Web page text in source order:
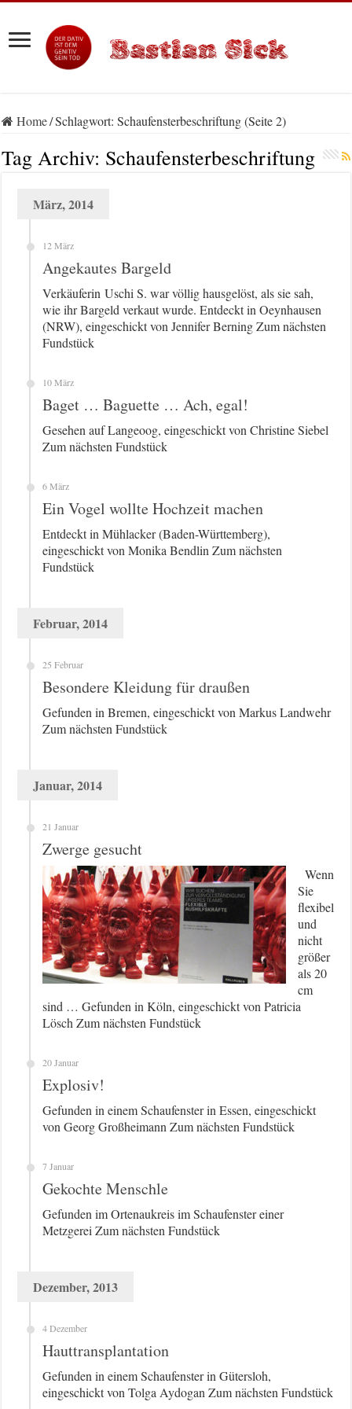
Home/Schlagwort:Schaufensterbeschriftung(Seite 2)
Tag Archiv: Schaufensterbeschriftung
März, 2014
12 März
Angekautes Bargeld
Verkäuferin Uschi S. war völlig hausgelöst, als sie sah,
wie ihr Bargeld verkaut wurde. Entdeckt in Oeynhausen
(NRW), eingeschickt von Jennifer Berning Zum nächsten
Fundstück
10 März
Baget … Baguette … Ach, egal!
Gesehen auf Langeoog, eingeschickt von Christine Siebel
Zum nächsten Fundstück
6 März
Ein Vogel wollte Hochzeit machen
Entdeckt in Mühlacker (Baden-Württemberg),
eingeschickt von Monika Bendlin Zum nächsten
Fundstück
Februar, 2014
25 Februar
Besondere Kleidung für draußen
Gefunden in Bremen, eingeschickt von Markus Landwehr
Zum nächsten Fundstück
Januar, 2014
21 Januar
Zwerge gesucht
Wenn
Sie
flexibel
und
nicht
größer
als 20
cm
sind … Gefunden in Köln, eingeschickt von Patricia
Lösch Zum nächsten Fundstück
20 Januar
Explosiv!
Gefunden in einem Schaufenster in Essen, eingeschickt
von Georg Großheimann Zum nächsten Fundstück
7 Januar
Gekochte Menschle
Gefunden im Ortenaukreis im Schaufenster einer
Metzgerei Zum nächsten Fundstück
Dezember, 2013
4 Dezember
Haut­trans­plan­ta­ti­on
Gefunden in einem Schaufenster in Gütersloh,
eingeschickt von Tolga Aydogan Zum nächsten Fundstück